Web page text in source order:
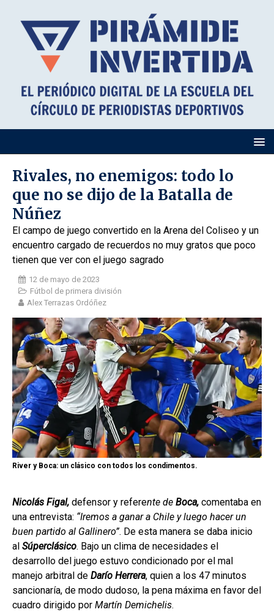
Rivales, no enemigos: todo lo
que no se dijo de la Batalla de
Núñez
El campo de juego convertido en la Arena del Coliseo y un
encuentro cargado de recuerdos no muy gratos que poco
tienen que ver con el juego sagrado
12 de mayo de 2023
Fútbol de primera división
Alex Terrazas Ordóñez
River y Boca: un clásico con todos los condimentos.
Nicolás Figal, defensor y referente de Boca, comentaba en
una entrevista: “Iremos a ganar a Chile y luego hacer un
buen partido al Gallinero”. De esta manera se daba inicio
al Súperclásico. Bajo un clima de necesidades el
desarrollo del juego estuvo condicionado por el mal
manejo arbitral de Darío Herrera, quien a los 47 minutos
sancionaría, de modo dudoso, la pena máxima en favor del
cuadro dirigido por Martín Demichelis.